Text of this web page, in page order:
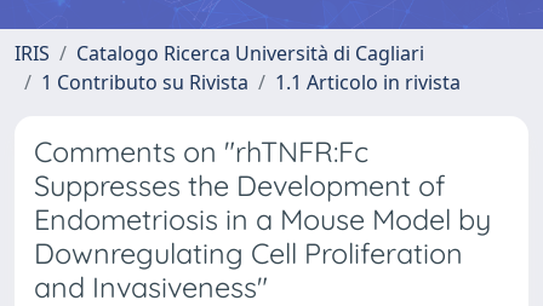
IRIS
Catalogo Ricerca Università di Cagliari
1 Contributo su Rivista
1.1 Articolo in rivista
Comments on "rhTNFR:Fc
Suppresses the Development of
Endometriosis in a Mouse Model by
Downregulating Cell Proliferation
and Invasiveness"